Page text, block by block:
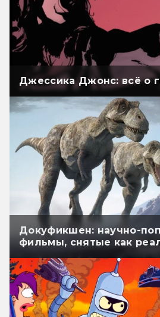
Джессика Джонс: всё о
Докуфикшен: научно-
фильмы, снятые как